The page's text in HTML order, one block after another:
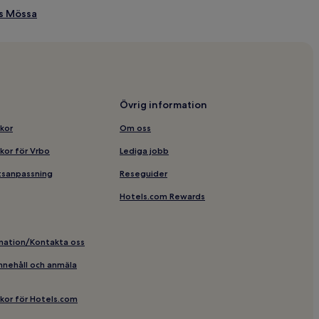
Mössa
museum
huvudentré spårvagnshållplats
centralstation
för Vrbo
Kontakta oss
och anmäla
för Hotels.com
Övrig information
Om oss
Lediga jobb
Reseguider
Hotels.com Rewards